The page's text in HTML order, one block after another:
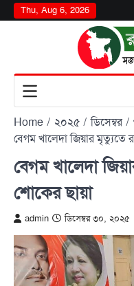
Skip
to
Thu, Aug 6, 2026
Home ২০২৫ ডিসেম্বর
বেগম খালেদা জিয়ার মৃত্যুতে
বেগম খালেদা
শোকের ছায়া
admin ডিসেম্বর ৩০, ২০২৫